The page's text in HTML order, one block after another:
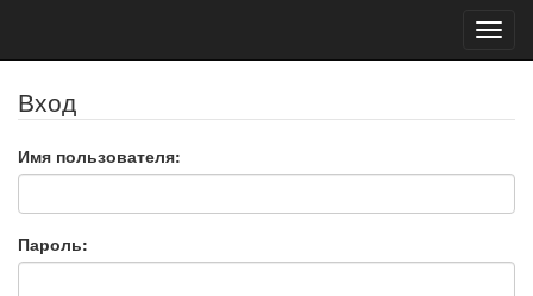
Вход
Имя пользователя:
Пароль: